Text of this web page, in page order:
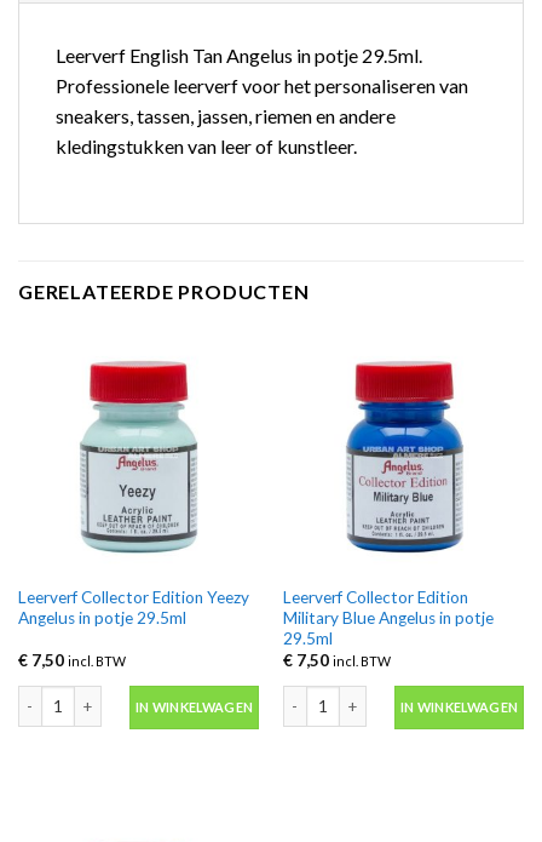
Leerverf English Tan Angelus in potje 29.5ml.
Professionele leerverf voor het personaliseren van
sneakers, tassen, jassen, riemen en andere
kledingstukken van leer of kunstleer.
GERELATEERDE PRODUCTEN
Leerverf Collector Edition Yeezy
Angelus in potje 29.5ml
€7,50 incl. BTW
Leerverf Collector Edition Yeezy Angelus in potje 29.5ml aantal
IN WINKELWAGEN
Leerverf Collector Edition
Military Blue Angelus in potje
29.5ml
€7,50 incl. BTW
Leerverf Collector Edition Military
IN WINKELWAGEN